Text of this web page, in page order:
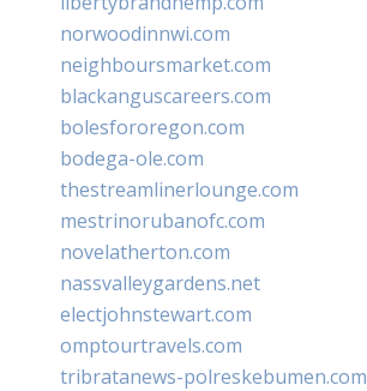
norwoodinnwi.com
neighboursmarket.com
blackanguscareers.com
bolesfororegon.com
bodega-ole.com
thestreamlinerlounge.com
mestrinorubanofc.com
novelatherton.com
nassvalleygardens.net
electjohnstewart.com
omptourtravels.com
tribratanews-polreskebumen.com